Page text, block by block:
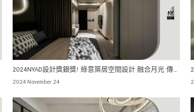
2024NYAD設計獎銀獎! 綠意築居空間設計 融合月光 傳
達溫潤內斂美學精神
2024 November 24